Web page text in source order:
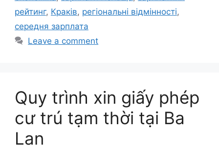
рейтинг, Краків, регіональні відмінності,
середня зарплата
Leave a comment
Quy trình xin giấy phép
cư trú tạm thời tại Ba
Lan